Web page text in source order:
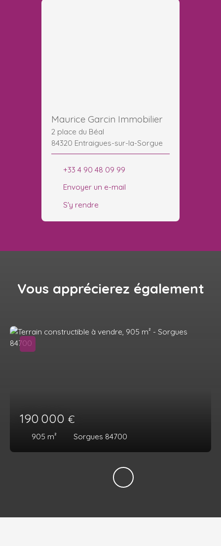
Maurice Garcin Immobilier
2 place du Béal
84320 Entraigues-sur-la-Sorgue
+33 4 90 48 09 99
Envoyer un e-mail
S'y rendre
Vous apprécierez également
190 000 €
905 m² Sorgues 84700